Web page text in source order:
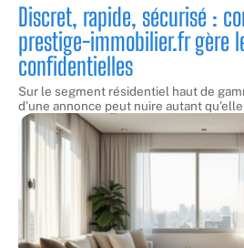
Discret, rapide, sécurisé :
prestige-immobilier.fr gère
confidentielles
Sur le segment résidentiel haut de
d'une annonce peut nuire autant